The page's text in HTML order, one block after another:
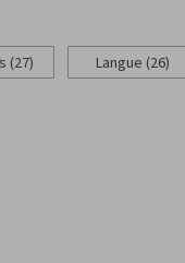
(27) Langue (26)